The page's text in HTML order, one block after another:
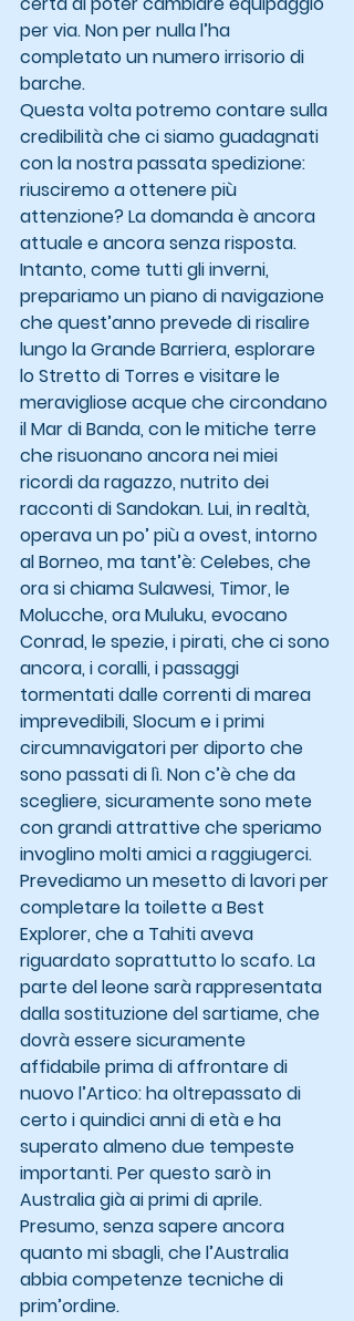
per via. Non per nulla l’ha
completato un numero irrisorio di
barche.
Questa volta potremo contare sulla
credibilità che ci siamo guadagnati
con la nostra passata spedizione:
riusciremo a ottenere più
attenzione? La domanda è ancora
attuale e ancora senza risposta.
Intanto, come tutti gli inverni,
prepariamo un piano di navigazione
che quest’anno prevede di risalire
lungo la Grande Barriera, esplorare
lo Stretto di Torres e visitare le
meravigliose acque che circondano
il Mar di Banda, con le mitiche terre
che risuonano ancora nei miei
ricordi da ragazzo, nutrito dei
racconti di Sandokan. Lui, in realtà,
operava un po’ più a ovest, intorno
al Borneo, ma tant’è: Celebes, che
ora si chiama Sulawesi, Timor, le
Molucche, ora Muluku, evocano
Conrad, le spezie, i pirati, che ci sono
ancora, i coralli, i passaggi
tormentati dalle correnti di marea
imprevedibili, Slocum e i primi
circumnavigatori per diporto che
sono passati di lì. Non c’è che da
scegliere, sicuramente sono mete
con grandi attrattive che speriamo
invoglino molti amici a raggiugerci.
Prevediamo un mesetto di lavori per
completare la toilette a Best
Explorer, che a Tahiti aveva
riguardato soprattutto lo scafo. La
parte del leone sarà rappresentata
dalla sostituzione del sartiame, che
dovrà essere sicuramente
affidabile prima di affrontare di
nuovo l’Artico: ha oltrepassato di
certo i quindici anni di età e ha
superato almeno due tempeste
importanti. Per questo sarò in
Australia già ai primi di aprile.
Presumo, senza sapere ancora
quanto mi sbagli, che l’Australia
abbia competenze tecniche di
prim’ordine.